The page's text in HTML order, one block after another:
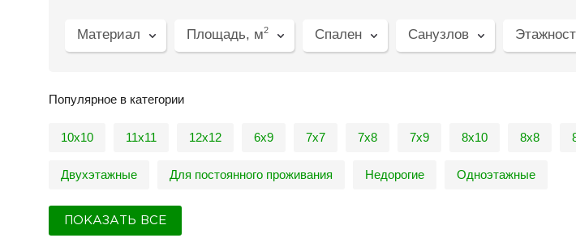
Материал Площадь, м2 Спален Санузлов
Популярное в категории
10х10 11х11 12х12 6х9 7х7 7х8 7х9 8х10 8х8
Двухэтажные Для постоянного проживания Недорогие Одноэтажные
ПОКАЗАТЬ ВСЕ